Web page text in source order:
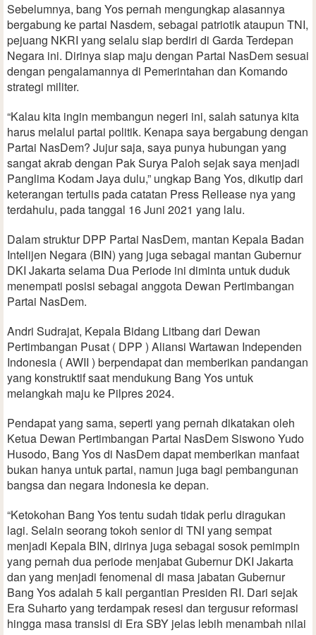
Sebelumnya, bang Yos pernah mengungkap alasannya
bergabung ke partai Nasdem, sebagai patriotik ataupun TNI,
pejuang NKRI yang selalu siap berdiri di Garda Terdepan
Negara ini. Dirinya siap maju dengan Partai NasDem sesuai
dengan pengalamannya di Pemerintahan dan Komando
strategi militer.
“Kalau kita ingin membangun negeri ini, salah satunya kita
harus melalui partai politik. Kenapa saya bergabung dengan
Partai NasDem? Jujur saja, saya punya hubungan yang
sangat akrab dengan Pak Surya Paloh sejak saya menjadi
Panglima Kodam Jaya dulu,” ungkap Bang Yos, dikutip dari
keterangan tertulis pada catatan Press Rellease nya yang
terdahulu, pada tanggal 16 Juni 2021 yang lalu.
Dalam struktur DPP Partai NasDem, mantan Kepala Badan
Intelijen Negara (BIN) yang juga sebagai mantan Gubernur
DKI Jakarta selama Dua Periode ini diminta untuk duduk
menempati posisi sebagai anggota Dewan Pertimbangan
Partai NasDem.
Andri Sudrajat, Kepala Bidang Litbang dari Dewan
Pertimbangan Pusat ( DPP ) Aliansi Wartawan Independen
Indonesia ( AWII ) berpendapat dan memberikan pandangan
yang konstruktif saat mendukung Bang Yos untuk
melangkah maju ke Pilpres 2024.
Pendapat yang sama, seperti yang pernah dikatakan oleh
Ketua Dewan Pertimbangan Partai NasDem Siswono Yudo
Husodo, Bang Yos di NasDem dapat memberikan manfaat
bukan hanya untuk partai, namun juga bagi pembangunan
bangsa dan negara Indonesia ke depan.
“Ketokohan Bang Yos tentu sudah tidak perlu diragukan
lagi. Selain seorang tokoh senior di TNI yang sempat
menjadi Kepala BIN, dirinya juga sebagai sosok pemimpin
yang pernah dua periode menjabat Gubernur DKI Jakarta
dan yang menjadi fenomenal di masa jabatan Gubernur
Bang Yos adalah 5 kali pergantian Presiden RI. Dari sejak
Era Suharto yang terdampak resesi dan tergusur reformasi
hingga masa transisi di Era SBY jelas lebih menambah nilai